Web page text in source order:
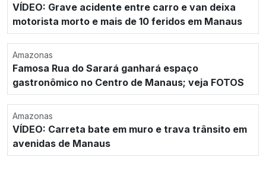
VÍDEO: Grave acidente entre carro e van deixa
motorista morto e mais de 10 feridos em Manaus
Amazonas
Famosa Rua do Sarará ganhará espaço
gastronômico no Centro de Manaus; veja FOTOS
Amazonas
VÍDEO: Carreta bate em muro e trava trânsito em
avenidas de Manaus